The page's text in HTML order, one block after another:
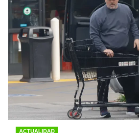
ACTUALIDAD